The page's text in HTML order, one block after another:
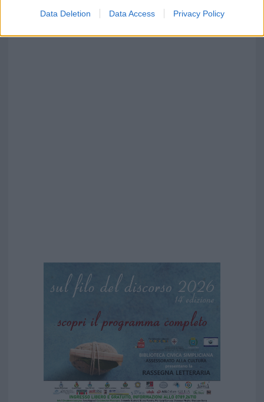
Data Deletion Data Access Privacy Policy